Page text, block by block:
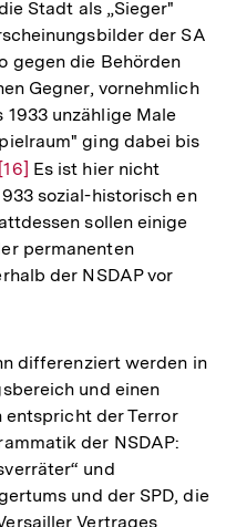
Stadt als „Sieger"
der SA
gegen die Behörden
Gegner, vornehmlich
unzählige Male
ging dabei bis
Zur
[16] Es ist hier nicht
sozial-historisch en
sollen einige
permanenten
der NSDAP vor
differenziert werden in
und einen
der Terror
der NSDAP:
und
und der SPD, die
Vertrages